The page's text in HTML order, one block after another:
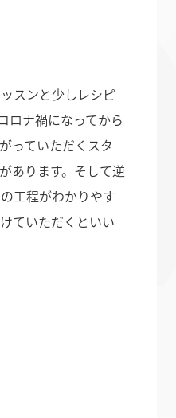
スンと少しレシピ
ロナ禍になってから
っていただくスタ
あります。そして逆
工程がわかりやす
ていただくといい